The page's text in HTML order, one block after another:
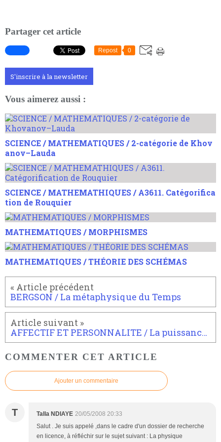
Partager cet article
Repost 0
S'inscrire à la newsletter
Vous aimerez aussi :
SCIENCE / MATHEMATIQUES / 2-catégorie de Khov
anov–Lauda
SCIENCE / MATHEMATHIQUES / A3611. Catégorifica
tion de Rouquier
MATHEMATIQUES / MORPHISMES
MATHEMATIQUES / THÉORIE DES SCHÉMAS
BERGSON / La métaphysique du Temps
AFFECTIF ET PERSONNALITE / La puissance d'exister de Michel Onfray
COMMENTER CET ARTICLE
Ajouter un commentaire
T Talla NDIAYE 20/05/2008 20:33
Salut . Je suis appelé ,dans le cadre d'un dossier de recherche
en licence, à réfléchir sur le sujet suivant : La physique